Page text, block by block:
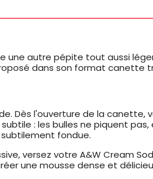
une autre pépite tout aussi
dans son format canette
Dès l'ouverture de la canette,
: les bulles ne piquent pas,
fondue.
versez votre A&W Cream
une mousse dense et